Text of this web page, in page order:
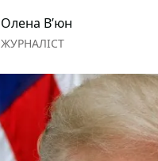
Олена Вʼюн
ЖУРНАЛІСТ